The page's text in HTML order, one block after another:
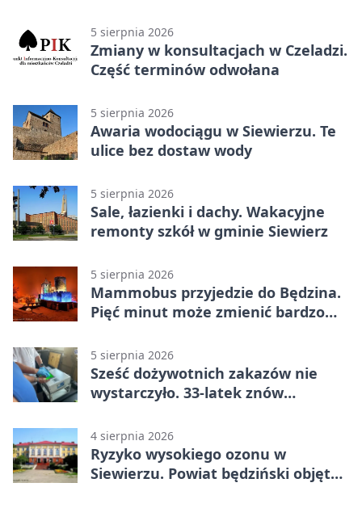
5 sierpnia 2026
Zmiany w konsultacjach w Czeladzi.
Część terminów odwołana
5 sierpnia 2026
Awaria wodociągu w Siewierzu. Te
ulice bez dostaw wody
5 sierpnia 2026
Sale, łazienki i dachy. Wakacyjne
remonty szkół w gminie Siewierz
5 sierpnia 2026
Mammobus przyjedzie do Będzina.
Pięć minut może zmienić bardzo
5 sierpnia 2026
Sześć dożywotnich zakazów nie
wystarczyło. 33-latek znów
4 sierpnia 2026
Ryzyko wysokiego ozonu w
Siewierzu. Powiat będziński objęty